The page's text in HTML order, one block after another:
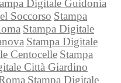
Digitale Guidonia
Soccorso Stampa
Stampa Digitale
Stampa Digitale
Centocelle Stampa
Città Giardino
Stampa Digitale